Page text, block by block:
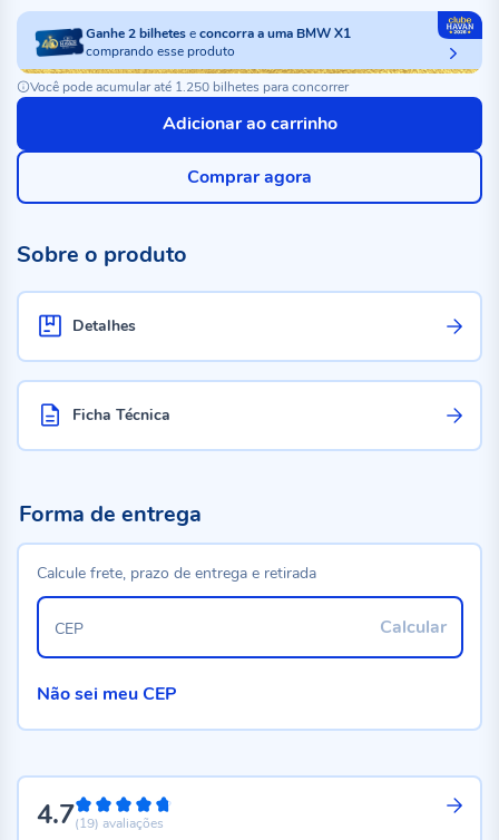
Ganhe2bilheteseconcorra a uma BMW X1
comprando esse produto
Você pode acumular até 1.250 bilhetes para concorrer
Adicionar ao carrinho
Comprar agora
Sobre o produto
Detalhes
Ficha Técnica
4.794%
(19) avaliações
Forma de entrega
Calcule frete, prazo de entrega e retirada
Calcular
CEP
Não sei meu CEP